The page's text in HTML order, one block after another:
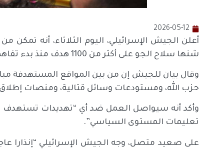
2026-05-12
شنها سلاح الجو على أكثر من 1100 هدف منذ بدء تفاهمات وقف إطلاق النار.
وقال بيان للجيش إن من بين المواقع المستهدفة
حزب الله، ومستودعات وسائل قتالية، ومنصات إطلاق
وأكد أنه سيواصل العمل ضد أي “تهديدات تستهدف
تعليمات المستوى السياسي”.
على صعيد متصل، وجه الجيش الإسرائيلي “إنذارا